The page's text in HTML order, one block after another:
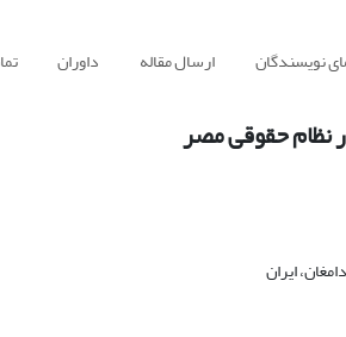
نویسندگان ارسال مقاله داوران
نظام حقوقی مصر
ایران